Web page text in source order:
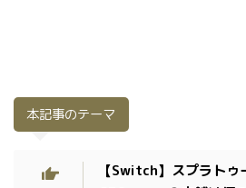
本記事のテーマ
【Switch】 スプラトゥ